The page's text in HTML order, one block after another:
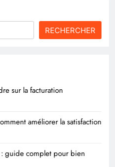
RECHERCHER
sur la facturation
améliorer la satisfaction
guide complet pour bien